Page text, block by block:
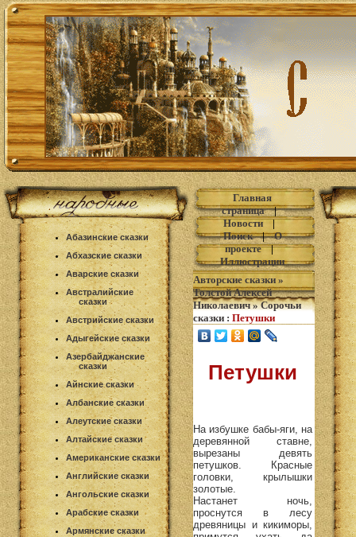
Абазинские сказки
Абхазские сказки
Аварские сказки
Австралийские
сказки
Австрийские сказки
Адыгейские сказки
Азербайджанские
сказки
Айнские сказки
Албанские сказки
Алеутские сказки
Алтайские сказки
Американские сказки
Английские сказки
Ангольские сказки
Арабские сказки
Армянские сказки
Главная
страница|
Новости|
Поиск|О
проекте|
Иллюстрации
Авторские сказки »
Толстой Алексей
Николаевич»Сорочьи
сказки : Петушки
Петушки
На избушке бабы-яги, на
деревянной ставне,
вырезаны девять
петушков. Красные
головки, крылышки
золотые.
Настанет ночь,
проснутся в лесу
древяницы и кикиморы,